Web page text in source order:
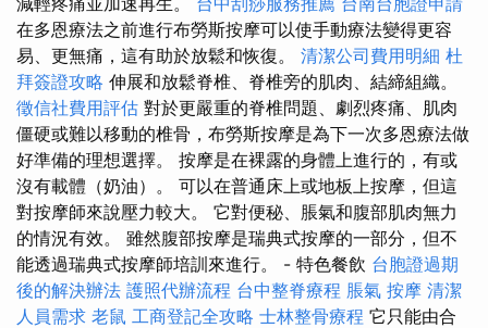
在多恩療法之前進行布勞斯按摩可以使手動療法變得更容
易、更無痛，這有助於放鬆和恢復。 清潔公司費用明細 杜
拜簽證攻略 伸展和放鬆脊椎、脊椎旁的肌肉、結締組織。
徵信社費用評估 對於更嚴重的脊椎問題、劇烈疼痛、肌肉
僵硬或難以移動的椎骨，布勞斯按摩是為下一次多恩療法做
好準備的理想選擇。 按摩是在裸露的身體上進行的，有或
沒有載體（奶油）。 可以在普通床上或地板上按摩，但這
對按摩師來說壓力較大。 它對便秘、脹氣和腹部肌肉無力
的情況有效。 雖然腹部按摩是瑞典式按摩的一部分，但不
能透過瑞典式按摩師培訓來進行。 - 特色餐飲 台胞證過期
後的解決辦法 護照代辦流程 台中整脊療程 脹氣 按摩 清潔
人員需求 老鼠 工商登記全攻略 士林整骨療程 它只能由合